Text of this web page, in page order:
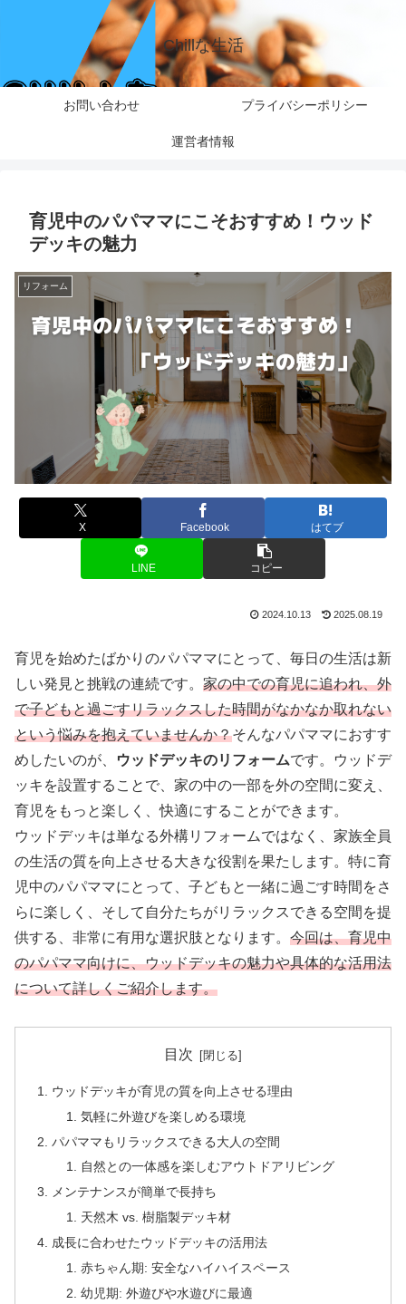
Chillな生活
お問い合わせ プライバシーポリシー
運営者情報
育児中のパパママにこそおすすめ！ウッド
デッキの魅力
リフォーム
X Facebook はてブ
LINE コピー
2024.10.13 2025.08.19
育児を始めたばかりのパパママにとって、毎日の生活は新
しい発見と挑戦の連続です。 家の中での育児に追われ、外
で子どもと過ごすリラックスした時間がなかなか取れない
という悩みを抱えていませんか？そんなパパママにおすす
めしたいのが、
ウッドデッキのリフォームです。ウッドデ
ッキを設置することで、家の中の一部を外の空間に変え、
育児をもっと楽しく、快適にすることができます。
ウッドデッキは単なる外構リフォームではなく、家族全員
の生活の質を向上させる大きな役割を果たします。特に育
児中のパパママにとって、子どもと一緒に過ごす時間をさ
らに楽しく、そして自分たちがリラックスできる空間を提
供する、非常に有用な選択肢となります。 今回は、育児中
のパパママ向けに、ウッドデッキの魅力や具体的な活用法
について詳しくご紹介します。
目次
ウッドデッキが育児の質を向上させる理由
気軽に外遊びを楽しめる環境
パパママもリラックスできる大人の空間
自然との一体感を楽しむアウトドアリビング
メンテナンスが簡単で長持ち
天然木 vs. 樹脂製デッキ材
成長に合わせたウッドデッキの活用法
赤ちゃん期: 安全なハイハイスペース
幼児期: 外遊びや水遊びに最適